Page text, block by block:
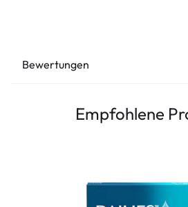
Bewertungen
Empfohlene